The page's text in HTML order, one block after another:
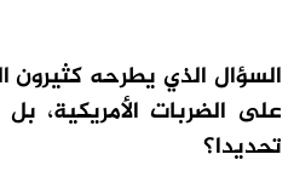
السؤال الذي يطرحه كثيرون
على الضربات الأمريكية،
تحديدا؟